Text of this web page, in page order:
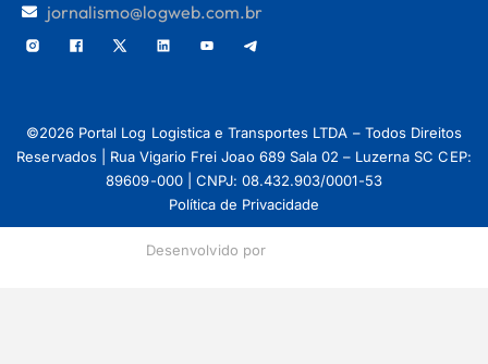
jornalismo@logweb.com.br
©2026 Portal Log Logistica e Transportes LTDA – Todos Direitos
Reservados | Rua Vigario Frei Joao 689 Sala 02 – Luzerna SC CEP:
89609-000 | CNPJ: 08.432.903/0001-53
Política de Privacidade
Desenvolvido por